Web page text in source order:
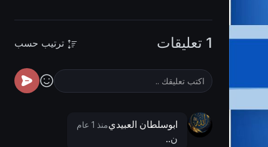
1 تعليقات ترتيب حسب
ابوسلطان العبيديمنذ 1 عام
ن..